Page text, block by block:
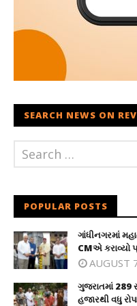
SEARCH NEWS ON
POPULAR POSTS
ગાંધીનગરમાં
CMએ કરાવ્યો
AUGUST
ગુજરાતમાં 289
હજારથી વધુ